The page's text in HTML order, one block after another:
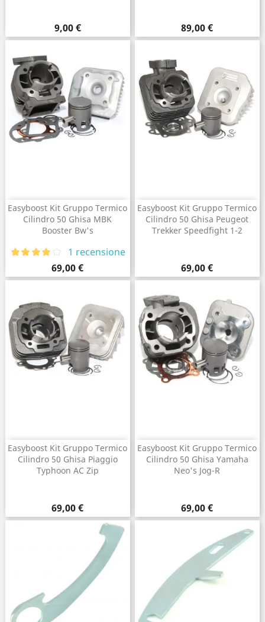
Prezzo
9,00 € Prezzo
89,00 €
Easyboost Kit Gruppo Termico
Cilindro 50 Ghisa MBK
Booster Bw's
Prezzo
69,00 €
1 recensione
Easyboost Kit Gruppo Termico
Cilindro 50 Ghisa Peugeot
Trekker Speedfight 1-2
Prezzo
69,00 €
Easyboost Kit Gruppo Termico
Cilindro 50 Ghisa Piaggio
Typhoon AC Zip
Prezzo
69,00 €
Easyboost Kit Gruppo Termico
Cilindro 50 Ghisa Yamaha
Neo's Jog-R
Prezzo
69,00 €